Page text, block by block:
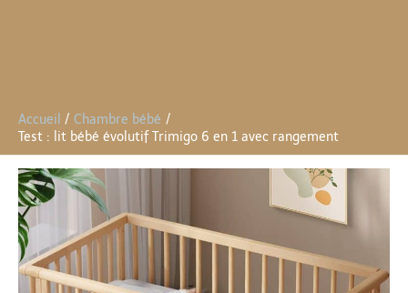
Accueil
Chambre bébé
Test : lit bébé évolutif Trimigo 6 en 1 avec rangement